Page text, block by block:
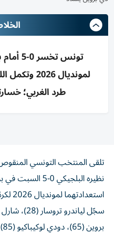
تونس
لمونديال
طرد الغربي؛
تلقى المنتخب التونسي
نظيره البلجيكي
استعدادتهما لمونديال 2026 لكرة القدم.